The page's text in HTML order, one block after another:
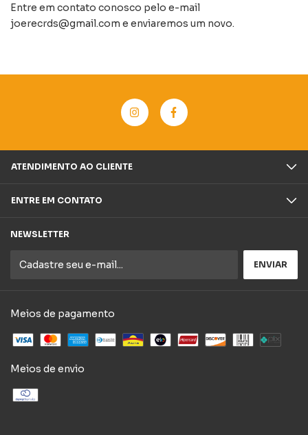
Entre em contato conosco pelo e-mail
joerecrds@gmail.com e enviaremos um novo.
ATENDIMENTO AO CLIENTE
ENTRE EM CONTATO
NEWSLETTER
Meios de pagamento
Meios de envio